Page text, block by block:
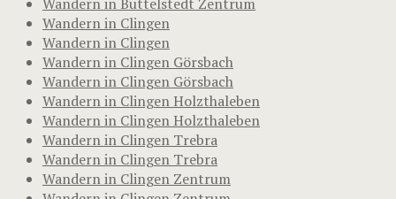
Wandern in Clingen
Wandern in Clingen
Wandern in Clingen Görsbach
Wandern in Clingen Görsbach
Wandern in Clingen Holzthaleben
Wandern in Clingen Holzthaleben
Wandern in Clingen Trebra
Wandern in Clingen Trebra
Wandern in Clingen Zentrum